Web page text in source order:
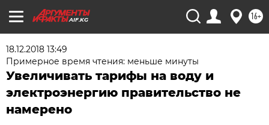
AIF.KG 16+
18.12.2018 13:49
Примерное время чтения: меньше минуты
Увеличивать тарифы на воду и
электроэнергию правительство не
намерено